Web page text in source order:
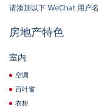
请添加以下 WeChat 用户
房地产特色
室内
空调
百叶窗
衣柜